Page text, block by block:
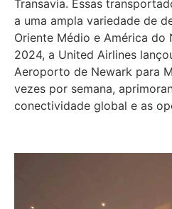
Transavia. Essas
a uma ampla variedade de
Oriente Médio e América
2024, a United Airlines
Aeroporto de Newark para
vezes por semana,
conectividade global e as